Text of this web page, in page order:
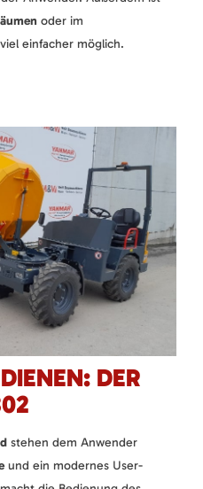
oder im
einfacher möglich.
DER
stehen dem Anwender
und ein modernes User-